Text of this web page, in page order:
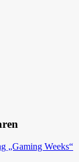
„Gaming Weeks“